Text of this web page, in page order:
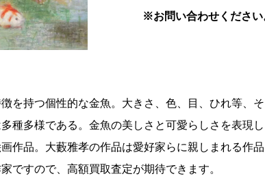
※お問い合わせください
を持つ個性的な金魚。大きさ、色、目、ひれ等、そ
種多様である。金魚の美しさと可愛らしさを表現し
作品。大藪雅孝の作品は愛好家らに親しまれる作品
ですので、高額買取査定が期待できます。